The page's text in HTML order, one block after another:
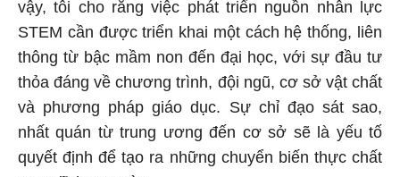
vậy, tôi cho rằng việc phát triển nguồn nhân lực
STEM cần được triển khai một cách hệ thống, liên
thông từ bậc mầm non đến đại học, với sự đầu tư
thỏa đáng về chương trình, đội ngũ, cơ sở vật chất
và phương pháp giáo dục. Sự chỉ đạo sát sao,
nhất quán từ trung ương đến cơ sở sẽ là yếu tố
quyết định để tạo ra những chuyển biến thực chất